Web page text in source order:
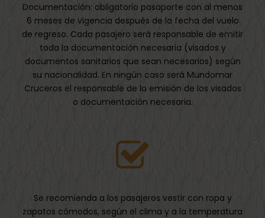
Documentación: obligatorio pasaporte con al menos
6 meses de vigencia después de la fecha del vuelo
de regreso. Cada pasajero será responsable de emitir
toda la documentación necesaria (visados y
documentos sanitarios que sean necesarios) según
su nacionalidad. En ningún caso será Mundomar
Cruceros el responsable de la emisión de los visados
o documentación necesaria.
Se recomienda a los pasajeros vestir con ropa y
zapatos cómodos, según el clima y a la temperatura